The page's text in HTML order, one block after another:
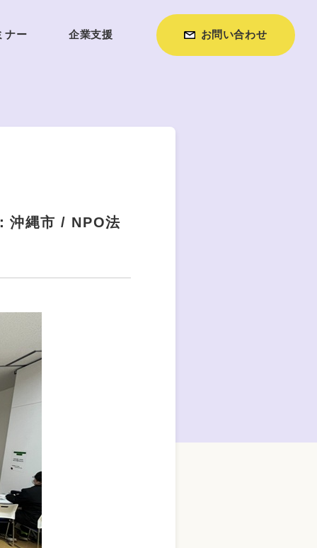
ナー 企業支援 お問い合わせ
沖縄市 / NPO法